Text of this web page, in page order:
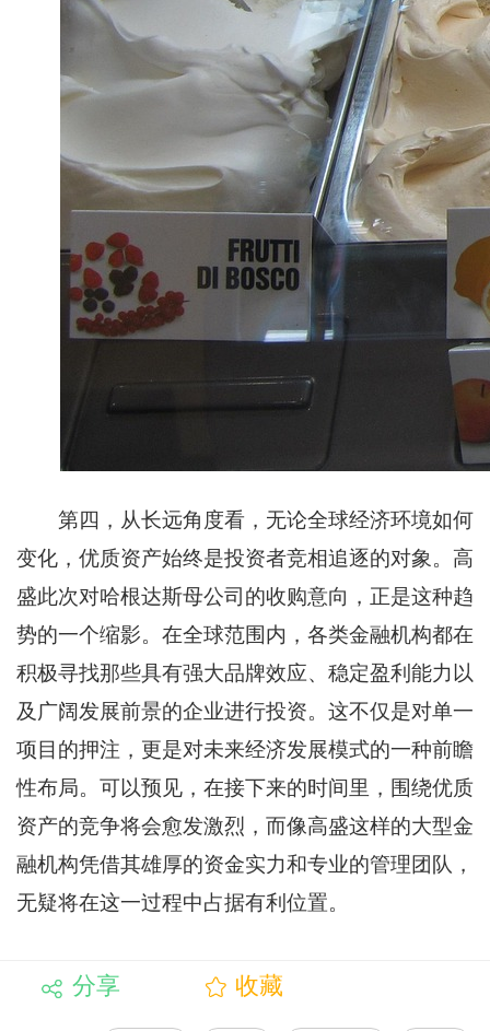
第四，从长远角度看，无论全球经济环境如何
变化，优质资产始终是投资者竞相追逐的对象。高
盛此次对哈根达斯母公司的收购意向，正是这种趋
势的一个缩影。在全球范围内，各类金融机构都在
积极寻找那些具有强大品牌效应、稳定盈利能力以
及广阔发展前景的企业进行投资。这不仅是对单一
项目的押注，更是对未来经济发展模式的一种前瞻
性布局。可以预见，在接下来的时间里，围绕优质
资产的竞争将会愈发激烈，而像高盛这样的大型金
融机构凭借其雄厚的资金实力和专业的管理团队，
无疑将在这一过程中占据有利位置。
分享 收藏